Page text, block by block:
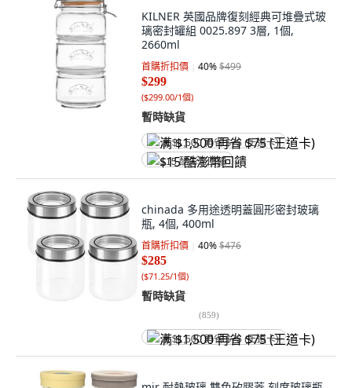
KILNER 英國品牌復刻經典可堆疊式玻
璃密封罐組 0025.897 3層, 1個,
2660ml
首購折扣價 40%$499
$299
($299.00/1個)
暫時缺貨
满 $1,500 再省 $75 (王道卡)
$15 酷澎幣回饋
chinada 多用途透明蓋圓形密封玻璃
瓶, 4個, 400ml
首購折扣價 40%$476
$285
($71.25/1個)
暫時缺貨
(859)
满 $1,500 再省 $75 (王道卡)